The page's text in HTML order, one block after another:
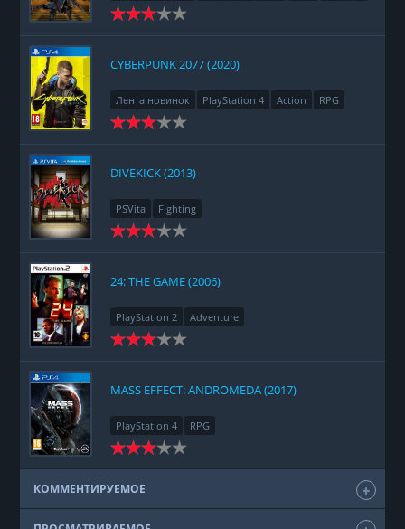
CYBERPUNK 2077 (2020)
Лента новинок PlayStation 4 Action
RPG
Racing
Adventure
DIVEKICK (2013)
PSVita Fighting
24: THE GAME (2006)
PlayStation 2 Adventure
MASS EFFECT: ANDROMEDA (2017)
PlayStation 4 RPG
КОММЕНТИРУЕМОЕ